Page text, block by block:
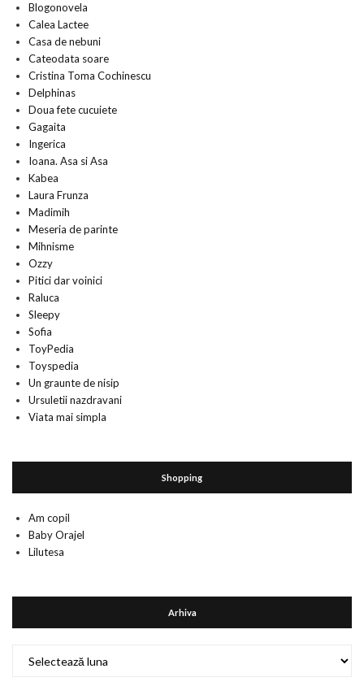
Blogonovela
Calea Lactee
Casa de nebuni
Cateodata soare
Cristina Toma Cochinescu
Delphinas
Doua fete cucuiete
Gagaita
Ingerica
Ioana. Asa si Asa
Kabea
Laura Frunza
Madimih
Meseria de parinte
Mihnisme
Ozzy
Pitici dar voinici
Raluca
Sleepy
Sofia
ToyPedia
Toyspedia
Un graunte de nisip
Ursuletii nazdravani
Viata mai simpla
Shopping
Am copil
Baby Orajel
Lilutesa
Arhiva